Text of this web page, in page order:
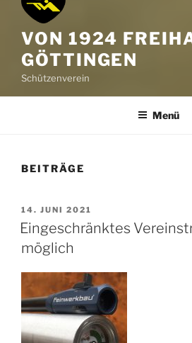
VON 1924
GÖTTINGEN
Schützenverein
Menü
BEITRÄGE
VERÖFFENTLICHT
AM
14. JUNI 2021
Eingeschränktes
möglich